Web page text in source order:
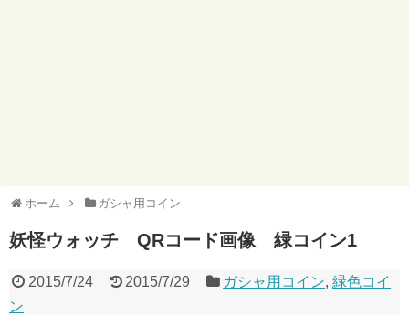
ホーム ガシャ用コイン
妖怪ウォッチ QRコード画像 緑コイン1
2015/7/24 2015/7/29 ガシャ用コイン,緑色コイ
ン